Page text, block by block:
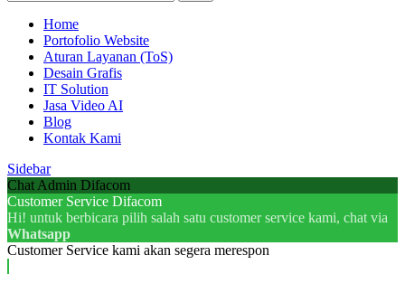
Home
Portofolio Website
Aturan Layanan (ToS)
Desain Grafis
IT Solution
Jasa Video AI
Blog
Kontak Kami
Sidebar
Chat Admin Difacom
Customer Service Difacom
Hi! untuk berbicara pilih salah satu customer service kami, chat via
Whatsapp
Customer Service kami akan segera merespon